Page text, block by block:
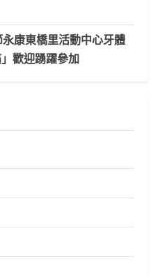
永康東橋里活動中心牙體
歡迎踴躍參加